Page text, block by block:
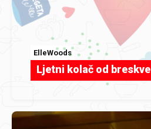
ElleWoods
Ljetni kolač od breskve